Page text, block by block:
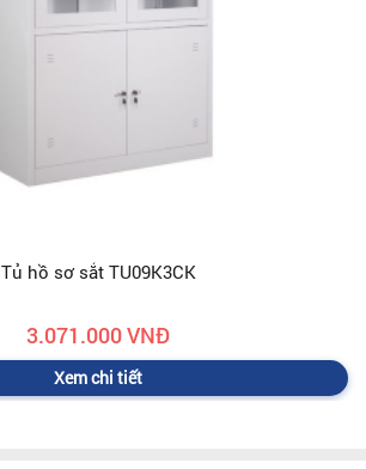
Tủ hồ sơ sắt TU09K3CK
3.071.000 VNĐ
Xem chi tiết